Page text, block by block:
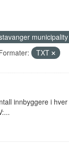
municipality
TXT
innbyggere i